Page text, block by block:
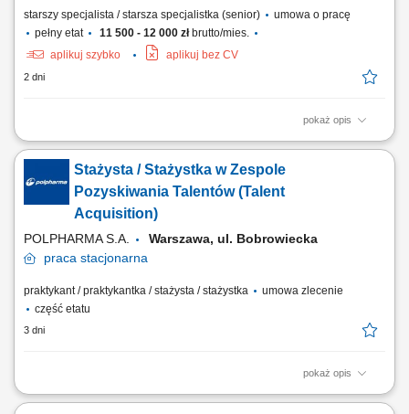
starszy specjalista / starsza specjalistka (senior)
umowa o pracę
pełny etat
11 500 - 12 000 złbrutto/mies.
aplikuj szybko
aplikuj bez CV
2 dni
pokaż opis
Samodzielne prowadzenie procesów rekrutacyjnych (sourcing i
scouting) na zróżnicowane stanowiska operacyjne, logistyczne oraz
specjalistyczne w tempie około 5–10 zatrudnień miesięcznie;
Kompleksowe prowadzenie, aktualizacja i nadzór nad pełną
dokumentacją kadrową pracowników etatowych...
Stażysta / Stażystka w Zespole
Pozyskiwania Talentów (Talent
Acquisition)
POLPHARMA S.A.
Warszawa, ul. Bobrowiecka
praca stacjonarna
praktykant / praktykantka / stażysta / stażystka
umowa zlecenie
część etatu
3 dni
pokaż opis
W Polpharmie tworzymy środowisko, w którym możesz zdobywać